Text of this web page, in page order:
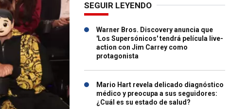
SEGUIR LEYENDO
Warner Bros. Discovery anuncia que
'Los Supersónicos' tendrá película live-
action con Jim Carrey como
protagonista
Mario Hart revela delicado diagnóstico
médico y preocupa a sus seguidores:
¿Cuál es su estado de salud?